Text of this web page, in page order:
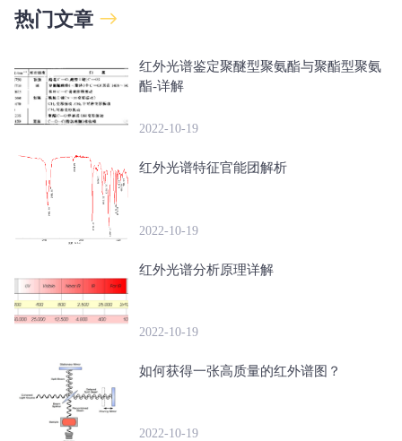
热门文章
红外光谱鉴定聚醚型聚氨酯与聚酯型聚氨
酯-详解
2022-10-19
红外光谱特征官能团解析
2022-10-19
红外光谱分析原理详解
2022-10-19
如何获得一张高质量的红外谱图？
2022-10-19